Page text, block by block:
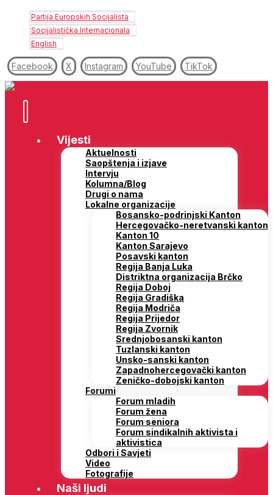
Partija Europskih Socijalista
Socijalistička Internacionala
English
Facebook X Instagram YouTube TikTok
Vijesti
Aktuelnosti
Saopštenja i izjave
Intervju
Kolumna/Blog
Drugi o nama
Lokalne organizacije
Bosansko-podrinjski Kanton
Hercegovačko-neretvanski kanton
Kanton 10
Kanton Sarajevo
Posavski kanton
Regija Banja Luka
Distriktna organizacija Brčko
Regija Doboj
Regija Gradiška
Regija Modriča
Regija Prijedor
Regija Zvornik
Srednjobosanski kanton
Tuzlanski kanton
Unsko-sanski kanton
Zapadnohercegovački kanton
Zeničko-dobojski kanton
Forumi
Forum mladih
Forum žena
Forum seniora
Forum sindikalnih aktivista i
aktivistica
Odbori i Savjeti
Video
Fotografije
Naši ljudi